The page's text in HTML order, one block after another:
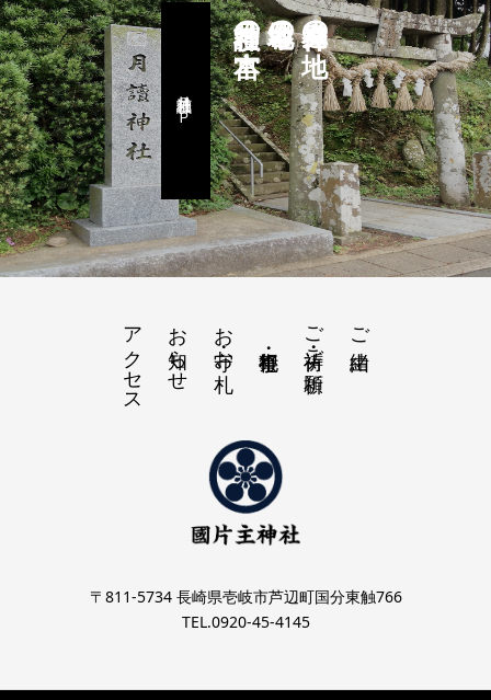
神道発祥の地
日本各地の
月讀神社の本宮
月讀神社公式ＨＰ
ご由緒
ご祈祷・ご祈願
お守・お札
お知らせ
アクセス
〒811-5734 長崎県壱岐市芦辺町国分東触766
TEL.0920-45-4145